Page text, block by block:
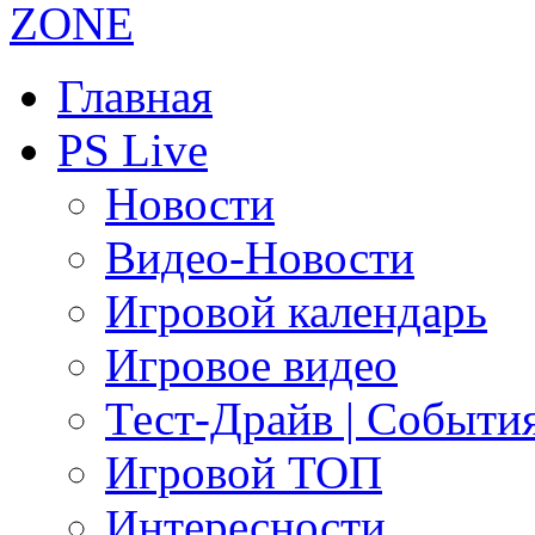
Главная
PS Live
Новости
Видео-Новости
Игровой календарь
Игровое видео
Тест-Драйв |
Игровой ТОП